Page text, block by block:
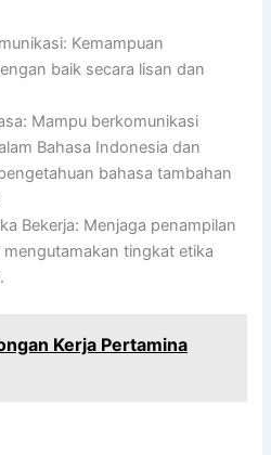
Kemampuan
baik secara lisan dan
Mampu berkomunikasi
Bahasa Indonesia dan
bahasa tambahan
Bekerja: Menjaga penampilan
tingkat etika
Kerja Pertamina